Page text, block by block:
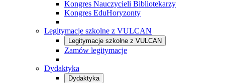
Kongres Nauczycieli Bibliotekarzy
Kongres EduHoryzonty
Legitymacje szkolne z VULCAN
Legitymacje szkolne z VULCAN
Zamów legitymacje
Dydaktyka
Dydaktyka